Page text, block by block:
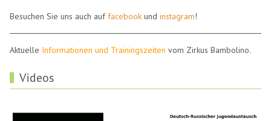
Besuchen Sie uns auch auffacebook undinstagram!
Aktuelle Informationen und Trainingszeiten vom Zirkus Bambolino.
Videos